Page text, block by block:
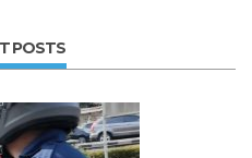
POSTS